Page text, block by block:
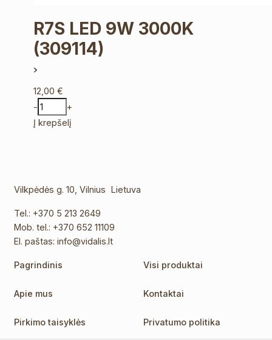
R7S LED 9W 3000K
(309114)
12,00€
-
+
Į krepšelį
Vilkpėdės g. 10, Vilnius Lietuva
Tel.: +370 5 213 2649
Mob. tel.: +370 652 11109
El. paštas:info@vidalis.lt
Pagrindinis Visi produktai
Apie mus Kontaktai
Pirkimo taisyklės Privatumo politika